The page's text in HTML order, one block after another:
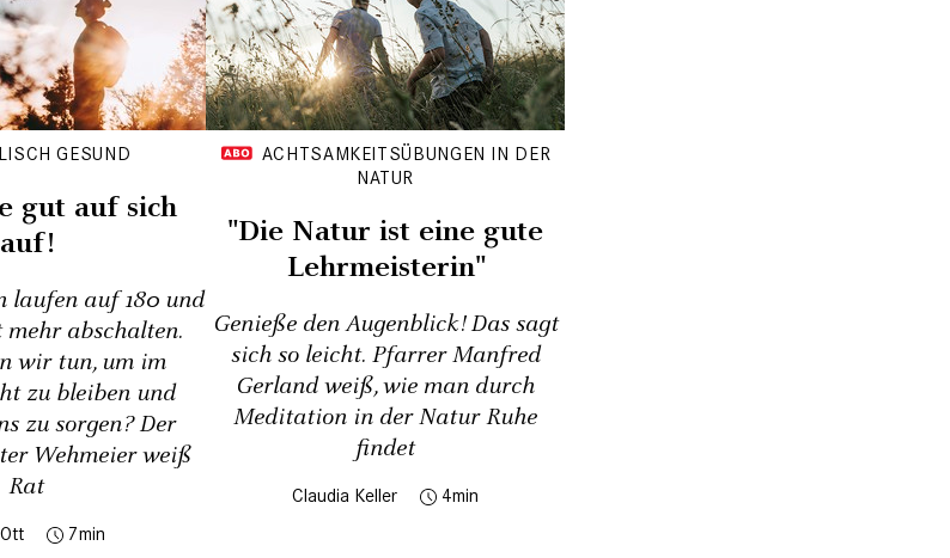
GESUND
gut auf sich
auf!
laufen auf 180 und
abschalten.
wir tun, um im
zu bleiben und
zu sorgen? Der
Wehmeier weiß
Rat
7
ACHTSAMKEITSÜBUNGEN IN DER
NATUR
"Die Natur ist eine gute
Lehrmeisterin"
Genieße den Augenblick! Das sagt
sich so leicht. Pfarrer Manfred
Gerland weiß, wie man durch
Meditation in der Natur Ruhe
findet
Claudia Keller 4